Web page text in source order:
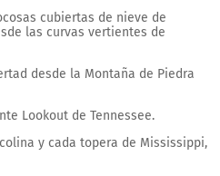
cubiertas de nieve de
las curvas vertientes de
desde la Montaña de Piedra
Lookout de Tennessee.
y cada topera de Mississippi,